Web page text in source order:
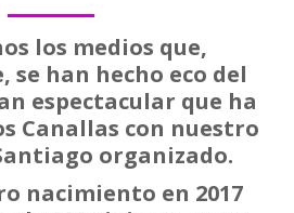
los medios que,
han hecho eco del
espectacular que ha
Canallas con nuestro
organizado.
nacimiento en 2017